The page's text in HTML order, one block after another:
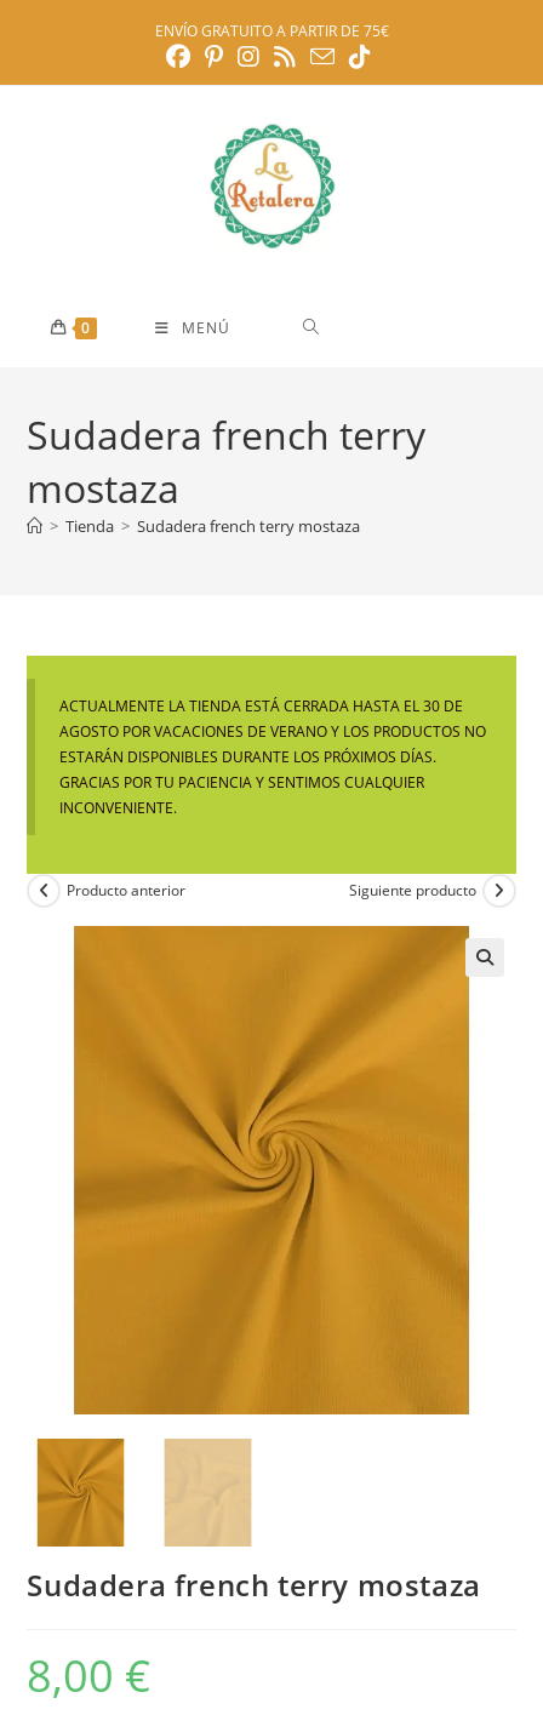
ENVÍO GRATUITO A PARTIR DE 75€
0 MENÚ
Sudadera french terry
mostaza
> Tienda > Sudadera french terry mostaza
ACTUALMENTE LA TIENDA ESTÁ CERRADA HASTA EL 30 DE
AGOSTO POR VACACIONES DE VERANO Y LOS PRODUCTOS NO
ESTARÁN DISPONIBLES DURANTE LOS PRÓXIMOS DÍAS.
GRACIAS POR TU PACIENCIA Y SENTIMOS CUALQUIER
INCONVENIENTE.
Producto anterior Siguiente producto
Sudadera french terry mostaza
8,00 €